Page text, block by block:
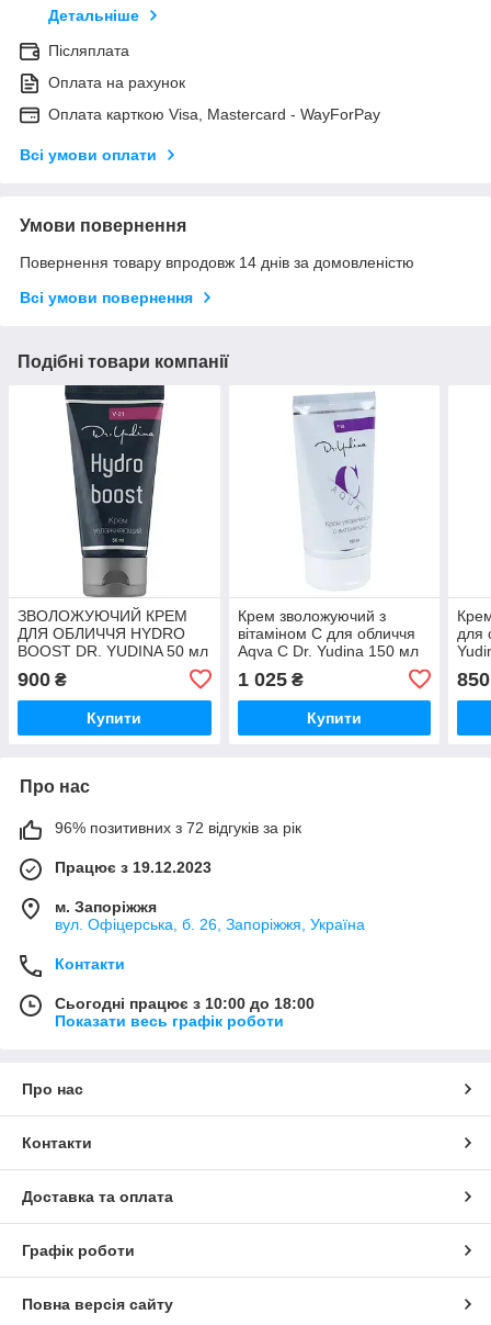
Детальніше
Післяплата
Оплата на рахунок
Оплата карткою Visa, Mastercard - WayForPay
Всі умови оплати
Умови повернення
Повернення товару впродовж 14 днів за домовленістю
Всі умови повернення
Подібні товари компанії
ЗВОЛОЖУЮЧИЙ КРЕМ
ДЛЯ ОБЛИЧЧЯ HYDRO
BOOST DR. YUDINA 50 мл
900 ₴
Купити
Крем зволожуючий з
вітаміном C для обличчя
Aqva C Dr. Yudina 150 мл
1 025₴
Купити
для
850
Про нас
96% позитивних з 72 відгуків за рік
Працює з 19.12.2023
м. Запоріжжя
вул. Офіцерська, б. 26, Запоріжжя, Україна
Контакти
Сьогодні працює з 10:00 до 18:00
Показати весь графік роботи
Про нас
Контакти
Доставка та оплата
Графік роботи
Повна версія сайту